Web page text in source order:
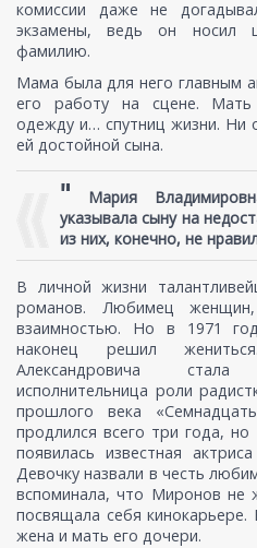
комиссии даже не
экзамены, ведь он носил
фамилию.
Мама была для него главным
его работу на сцене.
одежду и… спутниц жизни. Ни
ей достойной сына.
" Мария
указывала сыну на
из них, конечно, не
В личной жизни
романов. Любимец
взаимностью. Но в 1971
наконец решил
Александровича
исполнительница роли
прошлого века
продлился всего три года,
появилась известная
Девочку назвали в честь
вспоминала, что Миронов не
посвящала себя
жена и мать его дочери.